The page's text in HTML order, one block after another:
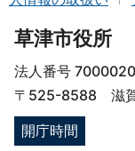
草津市役所
法人番号
〒525-8588 滋賀
開庁時間